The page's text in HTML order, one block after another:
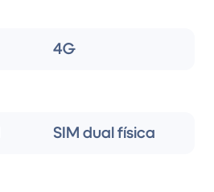
4G
SIM dual física